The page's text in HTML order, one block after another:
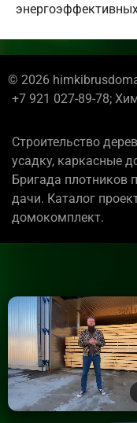
© 2026
+7 921 027-89-78;
Строительство
усадку, каркасные
Бригада плотников
дачи. Каталог
домокомплект.